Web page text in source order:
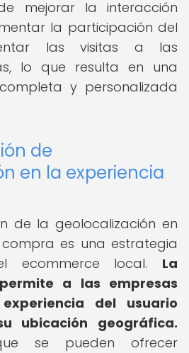
mejorar la interacción
la participación del
las visitas a las
lo que resulta en una
y personalizada
de
en la experiencia
de la geolocalización en
es una estrategia
ecommerce local. La
a las empresas
del usuario
ubicación geográfica.
se pueden ofrecer